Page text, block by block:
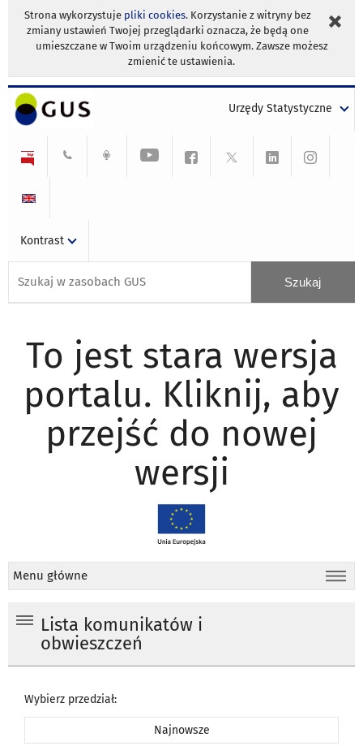
Strona wykorzystuje pliki cookies. Korzystanie z witryny bez
zmiany ustawień Twojej przeglądarki oznacza, że będą one
umieszczane w Twoim urządzeniu końcowym. Zawsze możesz
zmienić te ustawienia.
Urzędy Statystyczne
Kontrast
To jest stara wersja
portalu. Kliknij, aby
przejść do nowej
wersji
Menu główne
Lista komunikatów i
obwieszczeń
Wybierz przedział:
Najnowsze